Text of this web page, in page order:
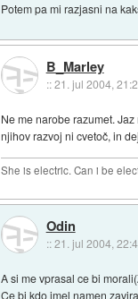
Potem pa mi razjasni na
B_Marley
::21. jul 2004,
Ne me narobe razumet.
njihov razvoj ni cvetoč, in
She is electric. Can i be
Odin
::21. jul 2004,
A si me vprasal ce bi
Ce bi kdo imel namen